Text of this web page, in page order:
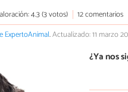
4.3 (3 votos)
12 comentarios
ExpertoAnimal.Actualizado: 11 marzo
¿Ya nos